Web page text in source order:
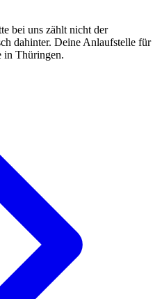
bei uns zählt nicht der
dahinter. Deine Anlaufstelle für
in Thüringen.